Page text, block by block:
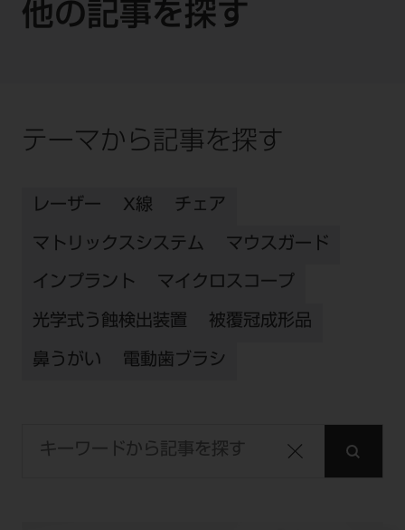
他の記事を探す
テーマから記事を探す
レーザー X線 チェア
マトリックスシステム マウスガード
インプラント マイクロスコープ
光学式う蝕検出装置 被覆冠成形品
鼻うがい 電動歯ブラシ